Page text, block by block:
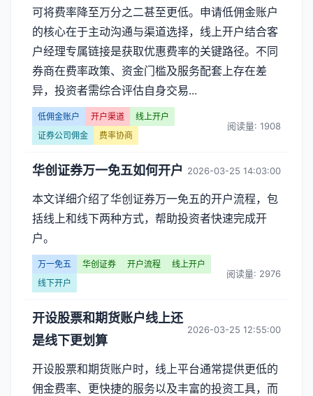
可将费率降至万分之二甚至更低。申请低佣金账户
的核心在于主动沟通与渠道选择，线上开户结合客
户经理专属链接是获取优惠费率的关键路径。不同
券商在费率政策、资金门槛及服务配套上存在差
异，投资者需综合评估自身交易...
低佣金账户 开户渠道
线上开户
证券公司佣金
费率协商
阅读量: 1908
华创证券万一免五如何开户 2026-03-25 14:03:00
本文详细介绍了华创证券万一免五的开户流程，包
括线上和线下两种方式，帮助投资者快速完成开
户。
万一免五 华创证券 开户流程
线上开户
线下开户
阅读量: 2976
开设股票和期货账户线上还
是线下更划算
2026-03-25 12:55:00
开设股票和期货账户时，线上平台通常提供更低的
佣金费率、更快捷的服务以及丰富的投资工具，而